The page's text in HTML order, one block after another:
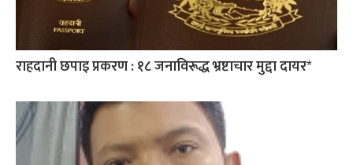
राहदानी छपाइ प्रकरण : १८ जनाविरूद्ध भ्रष्टाचार मुद्दा दायर*